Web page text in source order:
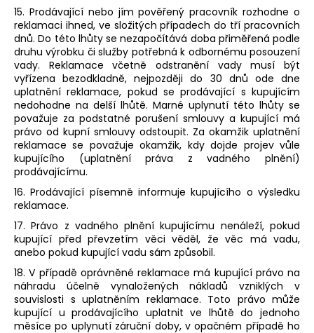
15. Prodávající nebo jím pověřený pracovník rozhodne o
reklamaci ihned, ve složitých případech do tří pracovních
dnů. Do této lhůty se nezapočítává doba přiměřená podle
druhu výrobku či služby potřebná k odbornému posouzení
vady. Reklamace včetně odstranění vady musí být
vyřízena bezodkladně, nejpozději do 30 dnů ode dne
uplatnění reklamace, pokud se prodávající s kupujícím
nedohodne na delší lhůtě. Marné uplynutí této lhůty se
považuje za podstatné porušení smlouvy a kupující má
právo od kupní smlouvy odstoupit. Za okamžik uplatnění
reklamace se považuje okamžik, kdy dojde projev vůle
kupujícího (uplatnění práva z vadného plnění)
prodávajícímu.
16. Prodávající písemně informuje kupujícího o výsledku
reklamace.
17. Právo z vadného plnění kupujícímu nenáleží, pokud
kupující před převzetím věci věděl, že věc má vadu,
anebo pokud kupující vadu sám způsobil.
18. V případě oprávněné reklamace má kupující právo na
náhradu účelně vynaložených nákladů vzniklých v
souvislosti s uplatněním reklamace. Toto právo může
kupující u prodávajícího uplatnit ve lhůtě do jednoho
měsíce po uplynutí záruční doby, v opačném případě ho